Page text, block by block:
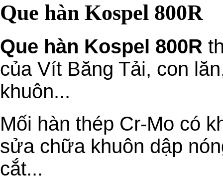
Que hàn Kospel 800R
Que hàn Kospel 800R
của Vít Băng Tải, con
khuôn...
Mối hàn thép Cr-Mo có
sửa chữa khuôn dập
cắt...